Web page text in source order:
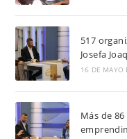
517
Josefa
16 DE MAYO
Más de